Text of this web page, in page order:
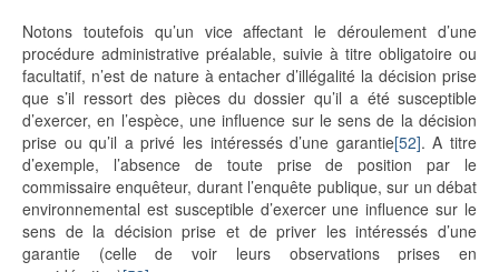
Notons toutefois qu’un vice affectant le déroulement d’une
procédure administrative préalable, suivie à titre obligatoire ou
facultatif, n’est de nature à entacher d’illégalité la décision prise
que s’il ressort des pièces du dossier qu’il a été susceptible
d’exercer, en l’espèce, une influence sur le sens de la décision
prise ou qu’il a privé les intéressés d’une garantie[52]. A titre
d’exemple, l’absence de toute prise de position par le
commissaire enquêteur, durant l’enquête publique, sur un débat
environnemental est susceptible d’exercer une influence sur le
sens de la décision prise et de priver les intéressés d’une
garantie (celle de voir leurs observations prises en